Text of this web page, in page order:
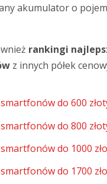
akumulator o
rankingi
z innych półek
do 600
do 800
do 1000
do 1700